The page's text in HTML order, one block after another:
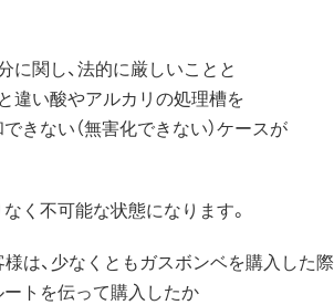
に関し、法的に厳しいことと
違い酸やアルカリの処理槽を
きない（無害化できない）ケースが
く不可能な状態になります。
様は、少なくともガスボンベを購入した際
トを伝って購入したか